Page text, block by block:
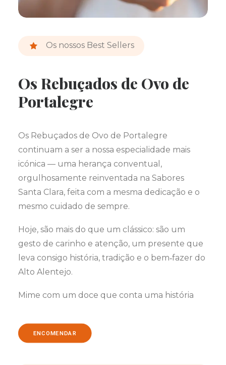
Os nossos Best Sellers
Os Rebuçados de Ovo de
Portalegre
Os Rebuçados de Ovo de Portalegre
continuam a ser a nossa especialidade mais
icónica — uma herança conventual,
orgulhosamente reinventada na Sabores
Santa Clara, feita com a mesma dedicação e o
mesmo cuidado de sempre.
Hoje, são mais do que um clássico: são um
gesto de carinho e atenção, um presente que
leva consigo história, tradição e o bem‑fazer do
Alto Alentejo.
Mime com um doce que conta uma história
ENCOMENDAR